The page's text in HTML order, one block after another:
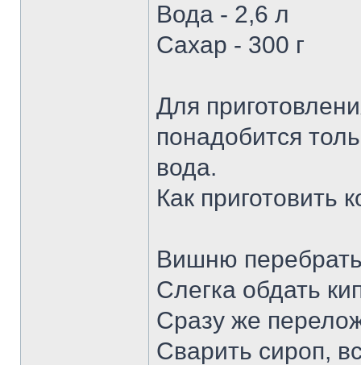
Вода - 2,6 л
Сахар - 300 г
Для
понадобится
вода.
Как приготовить
Вишню
Слегка обдать
Сразу же
Сварить сироп,